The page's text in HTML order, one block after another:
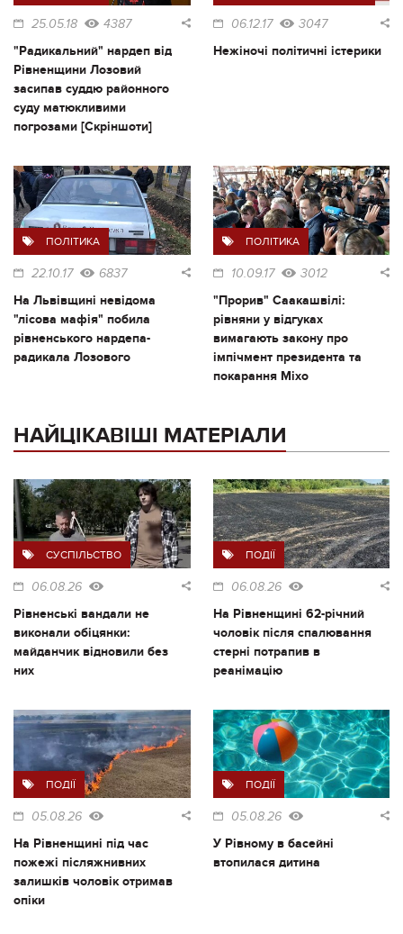
25.05.18 4387
"Радикальний" нардеп від
Рівненщини Лозовий
засипав суддю районного
суду матюкливими
погрозами [Скріншоти]
06.12.17 3047
Нежіночі політичні істерики
ПОЛІТИКА
22.10.17 6837
На Львівщині невідома
"лісова мафія" побила
рівненського нардепа-
радикала Лозового
ПОЛІТИКА
10.09.17 3012
"Прорив" Саакашвілі:
рівняни у відгуках
вимагають закону про
імпічмент президента та
покарання Міхо
НАЙЦІКАВІШІ МАТЕРІАЛИ
СУСПІЛЬСТВО
06.08.26
Рівненські вандали не
виконали обіцянки:
майданчик відновили без
них
ПОДІЇ
06.08.26
На Рівненщині 62-річний
чоловік після спалювання
стерні потрапив в
реанімацію
ПОДІЇ
05.08.26
На Рівненщині під час
пожежі післяжнивних
залишків чоловік отримав
опіки
ПОДІЇ
05.08.26
У Рівному в басейні
втопилася дитина